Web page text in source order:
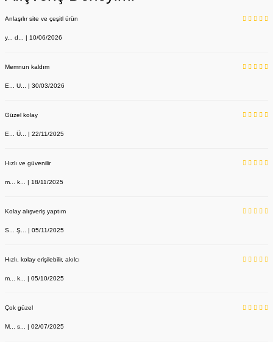
Anlaşılır site ve çeşitl ürün
y... d... | 10/06/2026
Memnun kaldım
E... U... | 30/03/2026
Güzel kolay
E... Ü... | 22/11/2025
Hızlı ve güvenilir
m... k... | 18/11/2025
Kolay alışveriş yaptım
S... Ş... | 05/11/2025
Hızlı, kolay erişilebilir, akılcı
m... k... | 05/10/2025
Çok güzel
M... s... | 02/07/2025